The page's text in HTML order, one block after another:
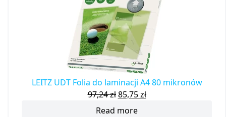
LEITZ UDT Folia do laminacji A4 80 mikronów
97,24zł 85,75zł
Read more